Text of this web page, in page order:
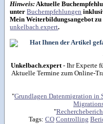
Hinweis:Aktuelle
unterBuchempfehlungen
Mein Weiterbildungsangebot zu
unkelbach.expert.
Unkelbach.expert- Ihr Experte
Aktuelle Termine zum Online-
"Grundlagen Datenmigration in
"
Tags: CO Controlling